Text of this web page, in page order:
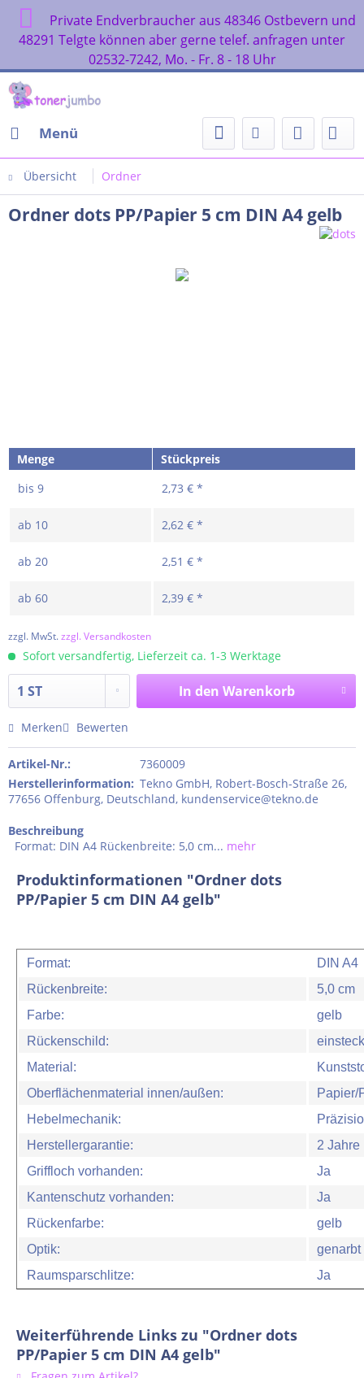
Private Endverbraucher aus 48346 Ostbevern
48291 Telgte können aber gerne telef. anfragen unter
02532-7242, Mo. - Fr. 8 - 18 Uhr
Menü
Übersicht Ordner
Ordner dots PP/Papier 5 cm DIN A4 gelb
Menge
Stückpreis
bis 9 2,73 € *
ab 10 2,62 € *
ab 20 2,51 € *
ab 60 2,39 € *
zzgl. MwSt.zzgl. Versandkosten
Sofort versandfertig, Lieferzeit ca. 1-3 Werktage
In den Warenkorb
Merken Bewerten
Artikel-Nr.:
7360009
Herstellerinformation: Tekno GmbH, Robert-Bosch-Straße 26,
77656 Offenburg, Deutschland, kundenservice@tekno.de
Beschreibung
Format: DIN A4 Rückenbreite: 5,0 cm... mehr
Produktinformationen "Ordner dots
PP/Papier 5 cm DIN A4 gelb"
Format:
DIN A4
Rückenbreite:
5,0 cm
Farbe:
gelb
Rückenschild:
Material:
Oberflächenmaterial innen/außen:
Papier/
Hebelmechanik:
Herstellergarantie:
2 Jahre
Griffloch vorhanden:
Ja
Kantenschutz vorhanden:
Ja
Rückenfarbe:
gelb
Optik:
genarbt
Raumsparschlitze:
Ja
Weiterführende Links zu "Ordner dots
PP/Papier 5 cm DIN A4 gelb"